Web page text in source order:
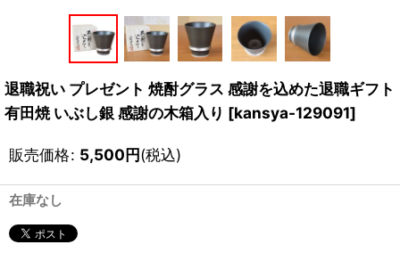
退職祝い プレゼント 焼酎グラス 感謝を込めた退職ギフト
有田焼 いぶし銀 感謝の木箱入り [kansya-129091]
販売価格: 5,500円(税込)
在庫なし